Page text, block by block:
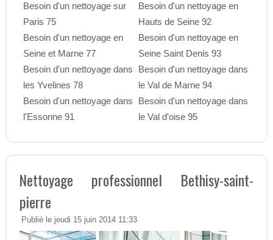
Besoin d'un nettoyage sur
Paris 75
Besoin d'un nettoyage en
Seine et Marne 77
Besoin d'un nettoyage dans
les Yvelines 78
Besoin d'un nettoyage dans
l'Essonne 91
Besoin d'un nettoyage en
Hauts de Seine 92
Besoin d'un nettoyage en
Seine Saint Denis 93
Besoin d'un nettoyage dans
le Val de Marne 94
Besoin d'un nettoyage dans
le Val d'oise 95
Nettoyage professionnel Bethisy-saint-
pierre
Publié le jeudi 15 juin 2014 11:33